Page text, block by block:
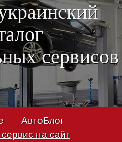
сервисов
АвтоБлог
на сайт